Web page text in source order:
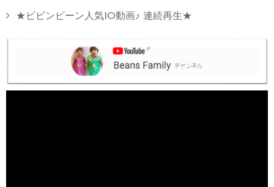
★ビビンビーン人気10動画♪ 連続再生★